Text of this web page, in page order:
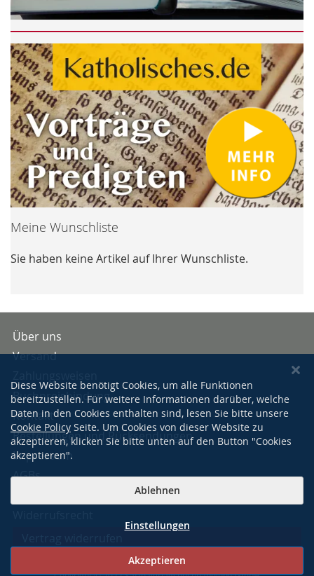
Meine Wunschliste
Sie haben keine Artikel auf Ihrer Wunschliste.
Über uns
Versand
Buchpreisbindung
Kontakt
Bestellungen und Rücksendungen
Impressum
AGBs
Diese Website benötigt Cookies, um alle Funktionen
bereitzustellen. Für weitere Informationen darüber, welche
Daten in den Cookies enthalten sind, lesen Sie bitte unsere
Cookie Policy Seite. Um Cookies von dieser Website zu
akzeptieren, klicken Sie bitte unten auf den Button "Cookies
akzeptieren".
Akzeptieren
Ablehnen
Einstellungen